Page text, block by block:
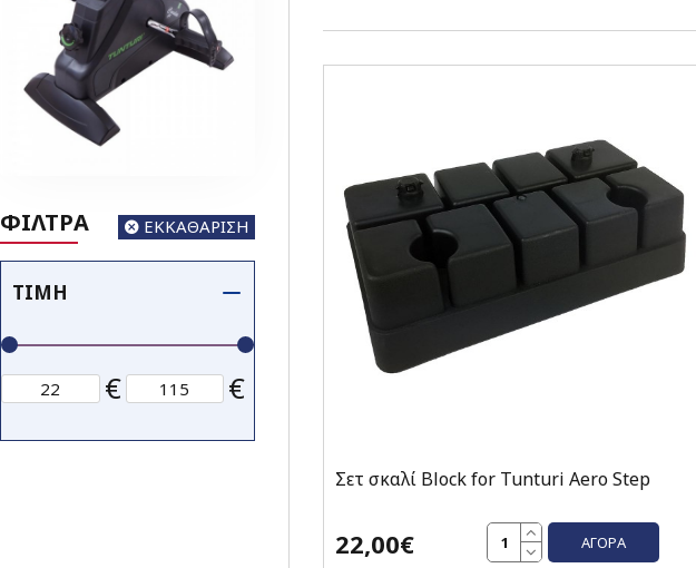
ΦΙΛΤΡΑ ΕΚΚΑΘΑΡΙΣΗ
ΤΙΜΉ
€ €
Σετ σκαλί Block for Tunturi Aero Step
22,00€ ΑΓΟΡΆ